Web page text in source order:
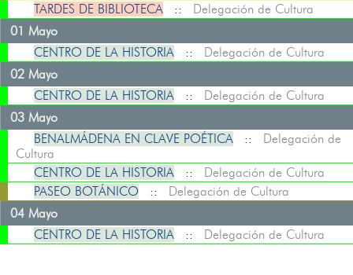
TARDES DE BIBLIOTECA :: Delegación de Cultura
01 Mayo
CENTRO DE LA HISTORIA :: Delegación de Cultura
02 Mayo
CENTRO DE LA HISTORIA :: Delegación de Cultura
03 Mayo
BENALMÁDENA EN CLAVE POÉTICA :: Delegación de
Cultura
CENTRO DE LA HISTORIA :: Delegación de Cultura
PASEO BOTÁNICO :: Delegación de Cultura
04 Mayo
CENTRO DE LA HISTORIA :: Delegación de Cultura